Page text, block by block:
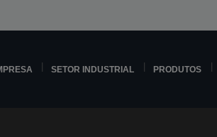
SETOR INDUSTRIAL PRODUTOS